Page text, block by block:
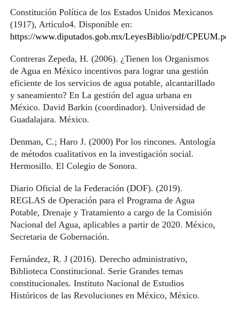
Constitución Política de los Estados Unidos Mexicanos
(1917), Articulo4. Disponible en:
https://www.diputados.gob.mx/LeyesBiblio/pdf/
Contreras Zepeda, H. (2006). ¿Tienen los Organismos
de Agua en México incentivos para lograr una gestión
eficiente de los servicios de agua potable, alcantarillado
y saneamiento? En La gestión del agua urbana en
México. David Barkin (coordinador). Universidad de
Guadalajara. México.
Denman, C.; Haro J. (2000) Por los rincones. Antología
de métodos cualitativos en la investigación social.
Hermosillo. El Colegio de Sonora.
Diario Oficial de la Federación (DOF). (2019).
REGLAS de Operación para el Programa de Agua
Potable, Drenaje y Tratamiento a cargo de la Comisión
Nacional del Agua, aplicables a partir de 2020. México,
Secretaria de Gobernación.
Fernández, R. J (2016). Derecho administrativo,
Biblioteca Constitucional. Serie Grandes temas
constitucionales. Instituto Nacional de Estudios
Históricos de las Revoluciones en México, México.